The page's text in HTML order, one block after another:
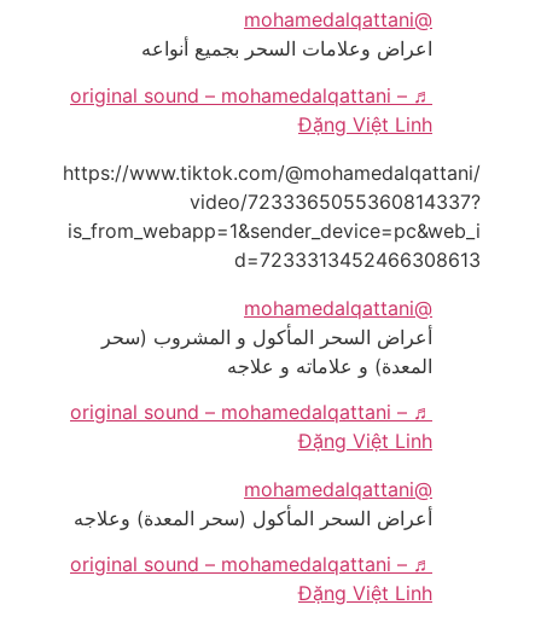
@mohamedalqattani
اعراض وعلامات السحر بجميع أنواعه
♬ original sound – mohamedalqattani –
Đặng Việt Linh
https://www.tiktok.com/@mohamedalqattani/
video/7233365055360814337?
is_from_webapp=1&sender_device=pc&web_i
d=7233313452466308613
@mohamedalqattani
أعراض السحر المأكول و المشروب (سحر
المعدة) و علاماته و علاجه
♬ original sound – mohamedalqattani –
Đặng Việt Linh
@mohamedalqattani
أعراض السحر المأكول (سحر المعدة) وعلاجه
♬ original sound – mohamedalqattani –
Đặng Việt Linh